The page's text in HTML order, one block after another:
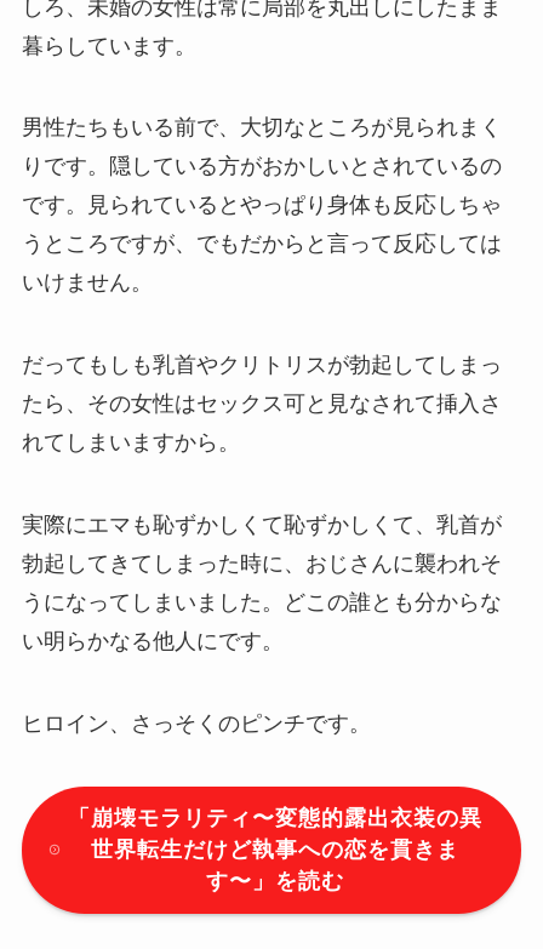
しろ、未婚の女性は常に局部を丸出しにしたまま
暮らしています。
男性たちもいる前で、大切なところが見られまく
りです。隠している方がおかしいとされているの
です。見られているとやっぱり身体も反応しちゃ
うところですが、でもだからと言って反応しては
いけません。
だってもしも乳首やクリトリスが勃起してしまっ
たら、その女性はセックス可と見なされて挿入さ
れてしまいますから。
実際にエマも恥ずかしくて恥ずかしくて、乳首が
勃起してきてしまった時に、おじさんに襲われそ
うになってしまいました。どこの誰とも分からな
い明らかなる他人にです。
ヒロイン、さっそくのピンチです。
「 崩壊モラリティ〜変態的露出衣装の異
世界転生だけど執事への恋を貫きま
す〜 」を読む